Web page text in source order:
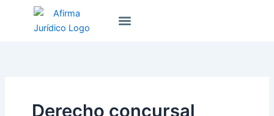
Derecho concursal